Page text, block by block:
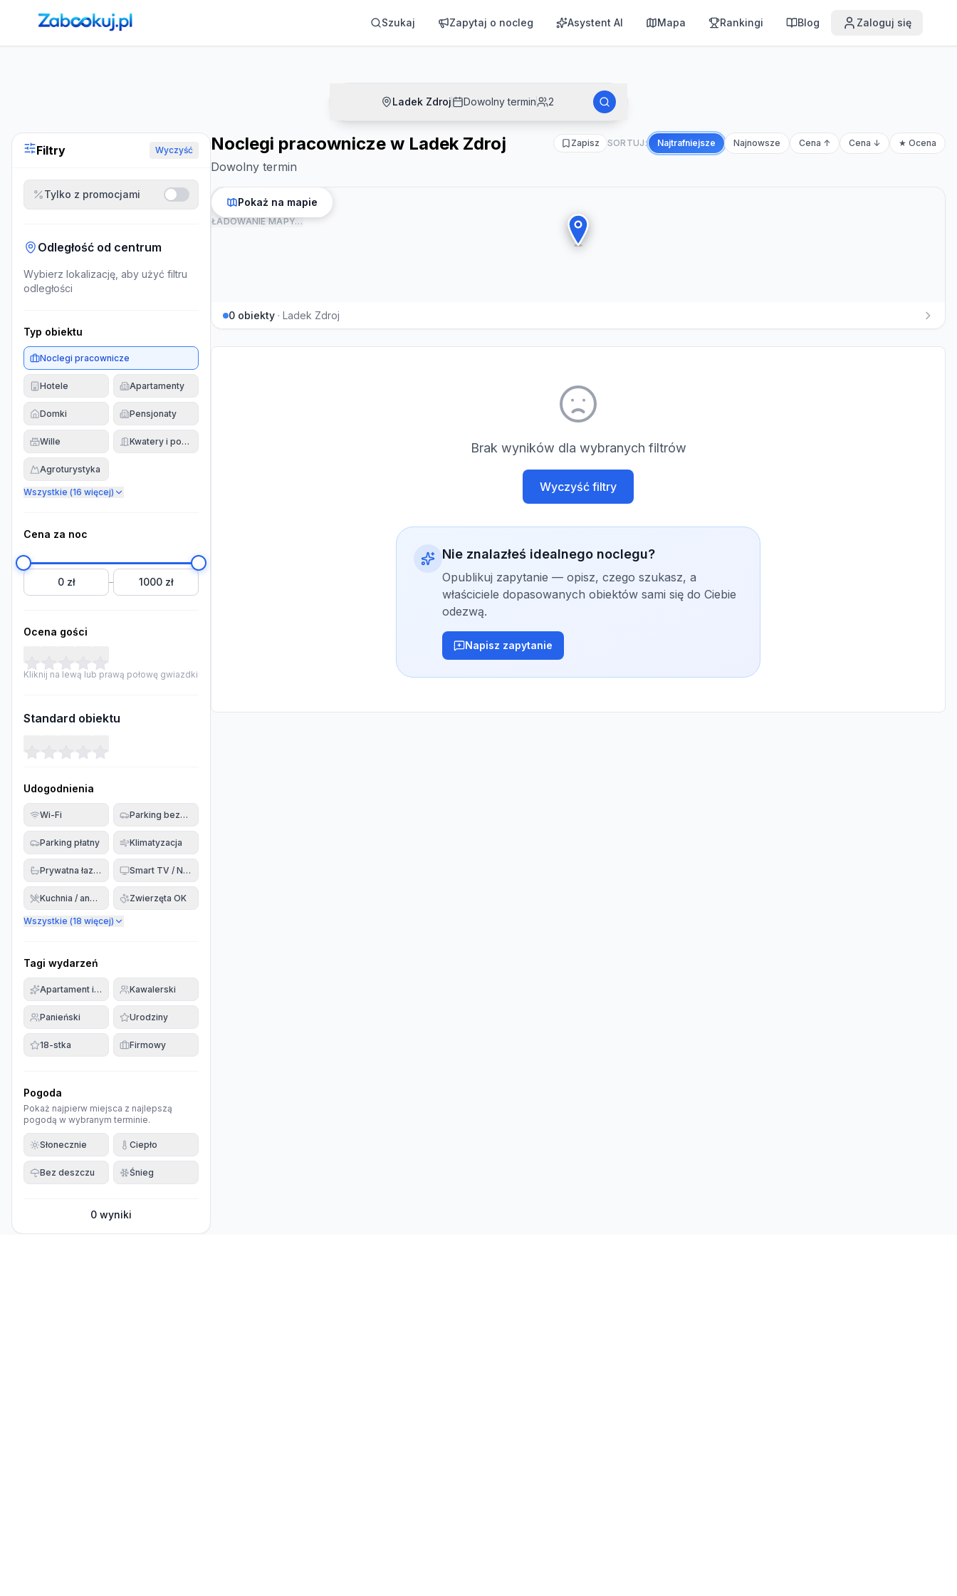
Strona główna ›Noclegi Szukaj Zapytaj o nocleg Asystent AI Mapa Rankingi Blog Zaloguj się
Ladek Zdroj Dowolny termin 2
Filtry Wyczyść
Tylko z promocjami
Odległość od centrum
Wybierz lokalizację, aby użyć filtru
odległości
Typ obiektu
Noclegi pracownicze
Hotele Apartamenty
Domki Pensjonaty
Wille Kwatery i pokoje
Agroturystyka
Wszystkie (16 więcej)
Cena za noc
0 zł – 1000 zł
Ocena gości
Kliknij na lewą lub prawą połowę gwiazdki
Standard obiektu
Udogodnienia
Wi-Fi Parking bezpłatny
Parking płatny Klimatyzacja
Prywatna łazienka Smart TV / Netflix
Kuchnia / aneks Zwierzęta OK
Wszystkie (18 więcej)
Tagi wydarzeń
Apartament imprezowyKawalerski
Panieński Urodziny
18-stka Firmowy
Pogoda
Pokaż najpierw miejsca z najlepszą
pogodą w wybranym terminie.
Słonecznie Ciepło
Bez deszczu Śnieg
0 wyniki
Noclegi pracownicze w Ladek Zdroj
Dowolny termin
Zapisz SORTUJ: Najtrafniejsze Najnowsze Cena ↑ Cena ↓ ★ Ocena
ŁADOWANIE MAPY…
Pokaż na mapie
0 obiekty · Ladek Zdroj
Brak wyników dla wybranych filtrów
Wyczyść filtry
Nie znalazłeś idealnego noclegu?
Opublikuj zapytanie — opisz, czego szukasz, a
właściciele dopasowanych obiektów sami się do Ciebie
odezwą.
Napisz zapytanie